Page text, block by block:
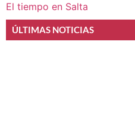
El tiempo en Salta
ÚLTIMAS NOTICIAS